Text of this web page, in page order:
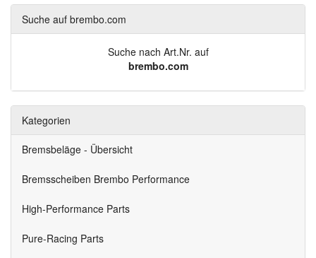
Suche auf brembo.com
Suche nach Art.Nr. auf
brembo.com
Kategorien
Bremsbeläge - Übersicht
Bremsscheiben Brembo Performance
High-Performance Parts
Pure-Racing Parts